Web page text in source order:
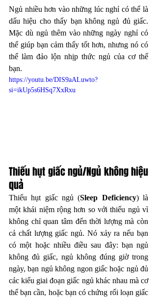
Ngủ nhiều hơn vào những lúc nghỉ có thể là
dấu hiệu cho thấy bạn không ngủ đủ giấc.
Mặc dù ngủ thêm vào những ngày nghỉ có
thể giúp bạn cảm thấy tốt hơn, nhưng nó có
thể làm đảo lộn nhịp thức ngủ của cơ thể
bạn.
https://youtu.be/DIS9aALuwto?
si=ikUp5s6HSq7XxRxu
Thiếu hụt giấc ngủ/Ngủ không hiệu
quả
Thiếu hụt giấc ngủ (Sleep Deficiency) là
một khái niệm rộng hơn so với thiếu ngủ vì
không chỉ quan tâm đến thời lượng mà còn
cả chất lượng giấc ngủ. Nó xảy ra nếu bạn
có một hoặc nhiều điều sau đây: bạn ngủ
không đủ giấc, ngủ không đúng giờ trong
ngày, bạn ngủ không ngon giấc hoặc ngủ đủ
các kiểu giai đoạn giấc ngủ khác nhau mà cơ
thể bạn cần, hoặc bạn có chứng rối loạn giấc